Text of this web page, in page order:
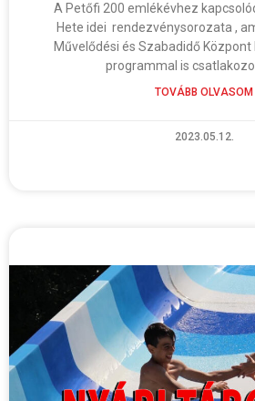
A Petőfi 200 emlékévhez
Hete idei rendezvénysorozata ,
Művelődési és Szabadidő
programmal is
TOVÁBB OLVASOM
2023.05.12.